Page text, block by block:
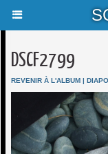
DSCF2799
REVENIR À L'ALBUM |